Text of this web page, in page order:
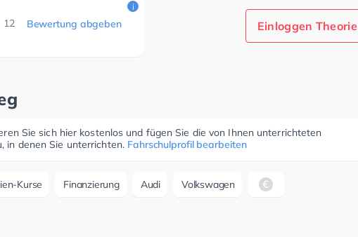
12 Bewertung abgeben
i
Einloggen Theorie
Sie sich hier kostenlos und fügen Sie die von Ihnen unterrichteten
in denen Sie unterrichten. Fahrschulprofil bearbeiten
Kurse Finanzierung Audi Volkswagen